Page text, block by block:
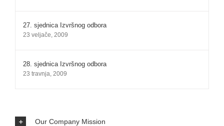
27. sjednica Izvršnog odbora
23 veljače, 2009
28. sjednica Izvršnog odbora
23 travnja, 2009
Our Company Mission